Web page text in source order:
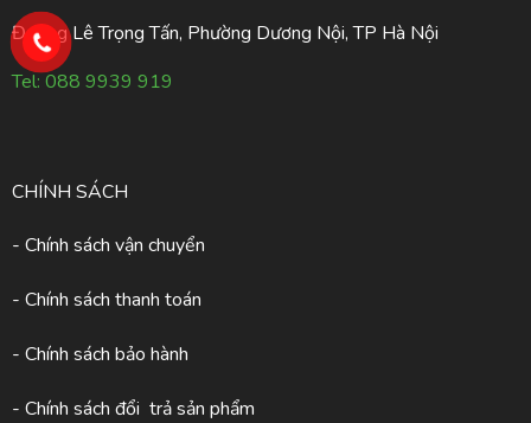
Đường Lê Trọng Tấn, Phường Dương Nội, TP Hà Nội
Tel:088 9939 919
CHÍNH SÁCH
- Chính sách vận chuyển
- Chính sách thanh toán
- Chính sách bảo hành
- Chính sách đổi trả sản phẩm